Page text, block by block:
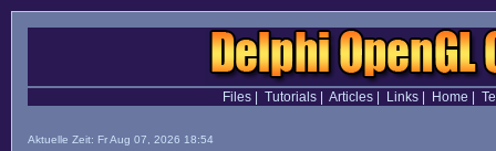
Files| Tutorials| Articles| Links| Home
Aktuelle Zeit: Fr Aug 07, 2026 18:54